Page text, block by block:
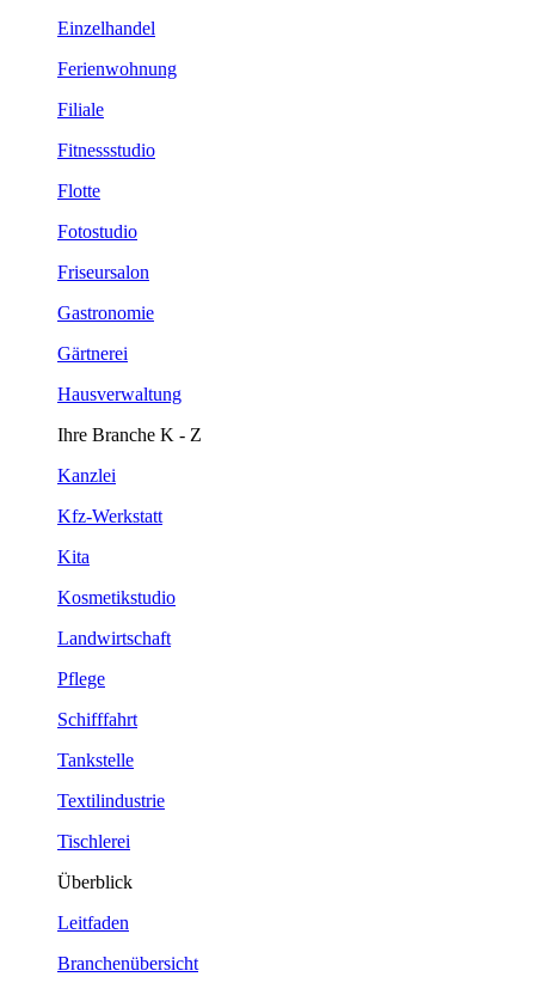
Einzelhandel
Ferienwohnung
Filiale
Fitnessstudio
Flotte
Fotostudio
Friseursalon
Gastronomie
Gärtnerei
Hausverwaltung
Ihre Branche K - Z
Kanzlei
Kfz-Werkstatt
Kita
Kosmetikstudio
Landwirtschaft
Pflege
Schifffahrt
Tankstelle
Textilindustrie
Tischlerei
Überblick
Leitfaden
Branchenübersicht